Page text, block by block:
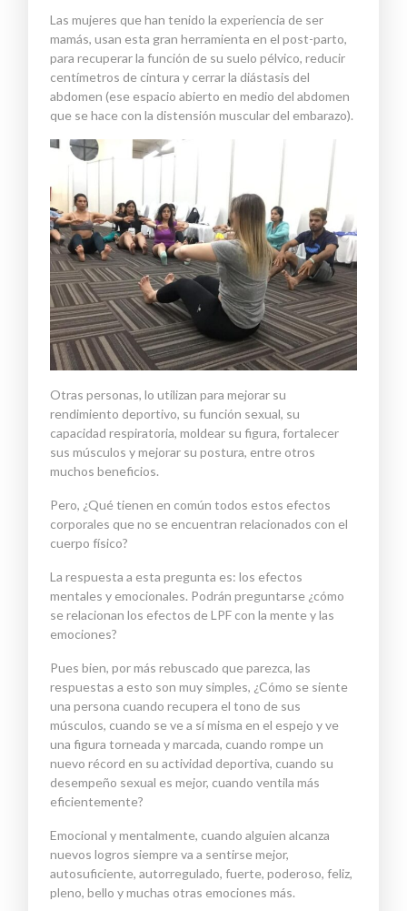
Las mujeres que han tenido la experiencia de ser
mamás, usan esta gran herramienta en el post-parto,
para recuperar la función de su suelo pélvico, reducir
centímetros de cintura y cerrar la diástasis del
abdomen (ese espacio abierto en medio del abdomen
que se hace con la distensión muscular del embarazo).
Otras personas, lo utilizan para mejorar su
rendimiento deportivo, su función sexual, su
capacidad respiratoria, moldear su figura, fortalecer
sus músculos y mejorar su postura, entre otros
muchos beneficios.
Pero, ¿Qué tienen en común todos estos efectos
corporales que no se encuentran relacionados con el
cuerpo físico?
La respuesta a esta pregunta es: los efectos
mentales y emocionales. Podrán preguntarse ¿cómo
se relacionan los efectos de LPF con la mente y las
emociones?
Pues bien, por más rebuscado que parezca, las
respuestas a esto son muy simples, ¿Cómo se siente
una persona cuando recupera el tono de sus
músculos, cuando se ve a sí misma en el espejo y ve
una figura torneada y marcada, cuando rompe un
nuevo récord en su actividad deportiva, cuando su
desempeño sexual es mejor, cuando ventila más
eficientemente?
Emocional y mentalmente, cuando alguien alcanza
nuevos logros siempre va a sentirse mejor,
autosuficiente, autorregulado, fuerte, poderoso, feliz,
pleno, bello y muchas otras emociones más.